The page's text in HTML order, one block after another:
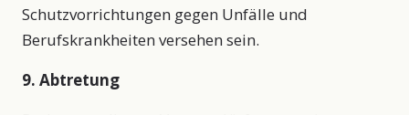
Schutzvorrichtungen gegen Unfälle und
Berufskrankheiten versehen sein.
9. Abtretung